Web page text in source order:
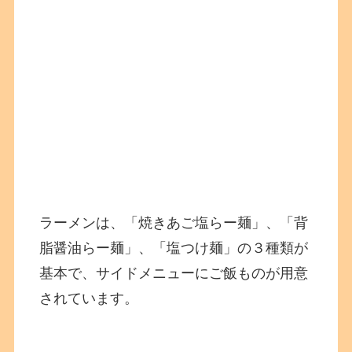
ラーメンは、「焼きあご塩らー麺」、「背
脂醤油らー麺」、「塩つけ麺」の３種類が
基本で、サイドメニューにご飯ものが用意
されています。